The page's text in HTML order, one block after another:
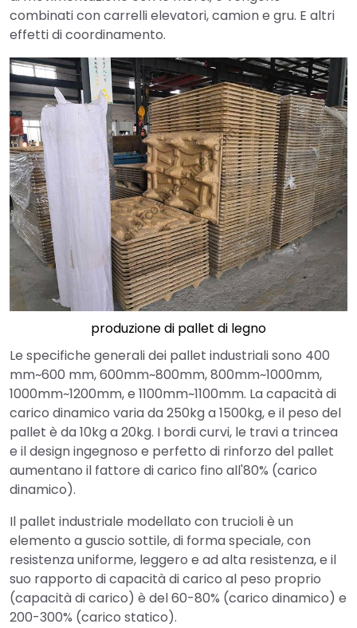
combinati con carrelli elevatori, camion e gru. E altri
effetti di coordinamento.
produzione di pallet di legno
Le specifiche generali dei pallet industriali sono 400
mm~600 mm, 600mm~800mm, 800mm~1000mm,
1000mm~1200mm, e 1100mm~1100mm. La capacità di
carico dinamico varia da 250kg a 1500kg, e il peso del
pallet è da 10kg a 20kg. I bordi curvi, le travi a trincea
e il design ingegnoso e perfetto di rinforzo del pallet
aumentano il fattore di carico fino all'80% (carico
dinamico).
Il pallet industriale modellato con trucioli è un
elemento a guscio sottile, di forma speciale, con
resistenza uniforme, leggero e ad alta resistenza, e il
suo rapporto di capacità di carico al peso proprio
(capacità di carico) è del 60-80% (carico dinamico) e
200-300% (carico statico).